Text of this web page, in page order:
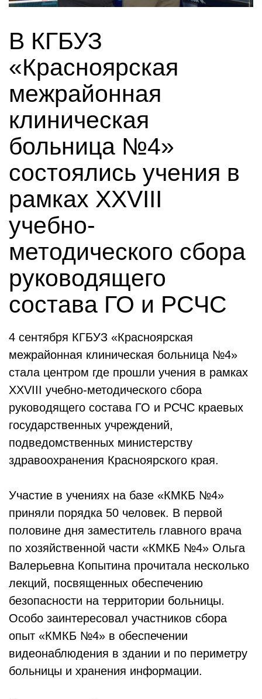
В КГБУЗ
«Красноярская
межрайонная
клиническая
больница №4»
состоялись учения в
рамках XXVIII
учебно-
методического сбора
руководящего
состава ГО и РСЧС
4 сентября КГБУЗ «Красноярская
межрайонная клиническая больница №4»
стала центром где прошли учения в рамках
XXVIII учебно-методического сбора
руководящего состава ГО и РСЧС краевых
государственных учреждений,
подведомственных министерству
здравоохранения Красноярского края.
Участие в учениях на базе «КМКБ №4»
приняли порядка 50 человек. В первой
половине дня заместитель главного врача
по хозяйственной части «КМКБ №4» Ольга
Валерьевна Копытина прочитала несколько
лекций, посвященных обеспечению
безопасности на территории больницы.
Особо заинтересовал участников сбора
опыт «КМКБ №4» в обеспечении
видеонаблюдения в здании и по периметру
больницы и хранения информации.